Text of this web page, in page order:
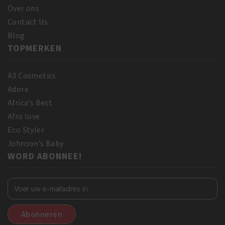
Over ons
Contact Us
Blog
TOPMERKEN
A3 Cosmetics
Adore
Africa’s Best
Afro love
Eco Styler
Johnson’s Baby
WORD ABONNEE!